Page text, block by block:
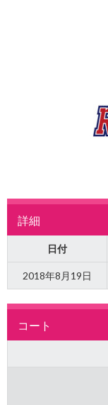
詳細
日付
2018年8月19日
コート